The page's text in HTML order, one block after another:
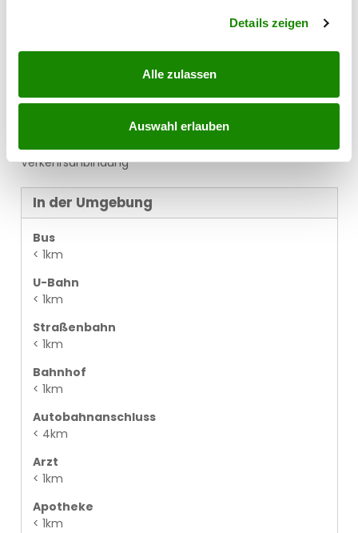
Details zeigen
Alle zulassen
Auswahl erlauben
Nebenkostenübersichtsblatt finden Sie auf unserer
U6 Straßenbahn 2 Beste Infrastruktur Top
Verkehrsanbindung
In der Umgebung
Bus
< 1km
U-Bahn
< 1km
Straßenbahn
< 1km
Bahnhof
< 1km
Autobahnanschluss
< 4km
Arzt
< 1km
Apotheke
< 1km